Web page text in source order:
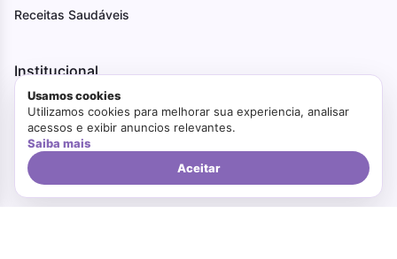
Receitas Saudáveis
Institucional
Receitas Fáceis
Receitas Saudáveis
Ovo de Páscoa
Receitas de Festa Junina
Receitas Natal e Ano Novo
Usamos cookies
Utilizamos cookies para melhorar sua experiencia, analisar
acessos e exibir anuncios relevantes.
Saiba mais
Aceitar